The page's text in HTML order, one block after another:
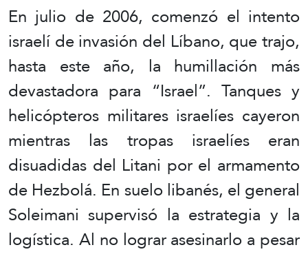
En julio de 2006, comenzó el intento
israelí de invasión del Líbano, que trajo,
hasta este año, la humillación más
devastadora para “Israel”. Tanques y
helicópteros militares israelíes cayeron
mientras las tropas israelíes eran
disuadidas del Litani por el armamento
de Hezbolá. En suelo libanés, el general
Soleimani supervisó la estrategia y la
logística. Al no lograr asesinarlo a pesar